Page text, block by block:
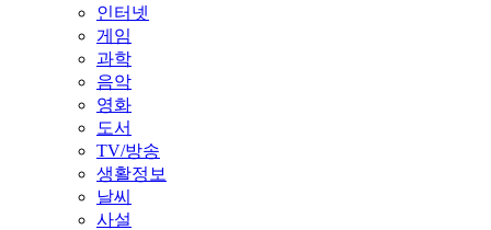
인터넷
게임
과학
음악
영화
도서
TV/방송
생활정보
날씨
사설